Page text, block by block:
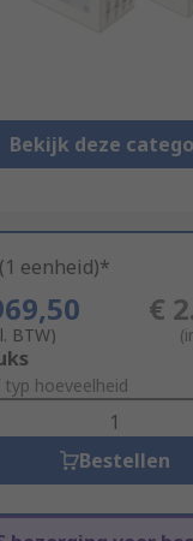
Bekijk deze
eenheid)*
BTW)
€
hoeveelheid
Bestellen